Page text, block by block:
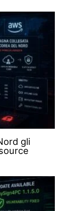
gli